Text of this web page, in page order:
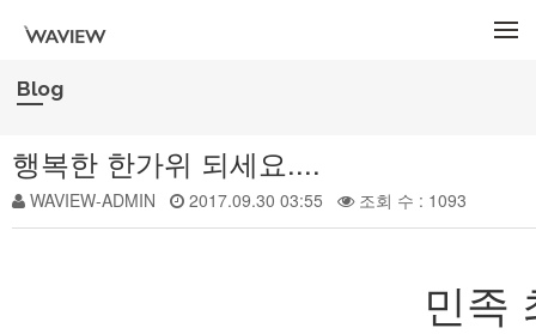
Blog
행복한 한가위 되세요....
WAVIEW-ADMIN 2017.09.30 03:55 조회 수 : 1093
민족